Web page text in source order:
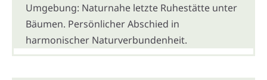
Umgebung: Naturnahe letzte Ruhestätte unter
Bäumen. Persönlicher Abschied in
harmonischer Naturverbundenheit.